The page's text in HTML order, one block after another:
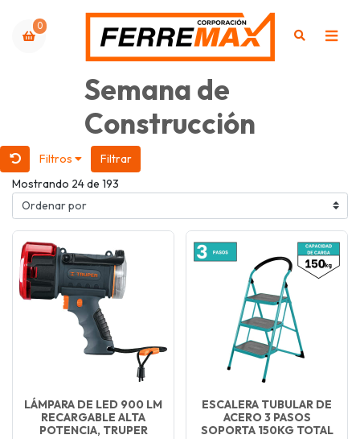
0
Semana de
Construcción
Filtros
Filtrar
Mostrando 24 de 193
LÁMPARA DE LED 900 LM
RECARGABLE ALTA
POTENCIA, TRUPER
ESCALERA TUBULAR DE
ACERO 3 PASOS
SOPORTA 150KG TOTAL